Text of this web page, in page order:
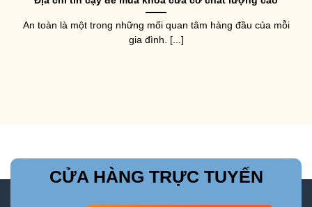
An toàn là một trong những mối quan tâm hàng đầu của mỗi
gia đình. [...]
CỬA HÀNG TRỰC TUYẾN